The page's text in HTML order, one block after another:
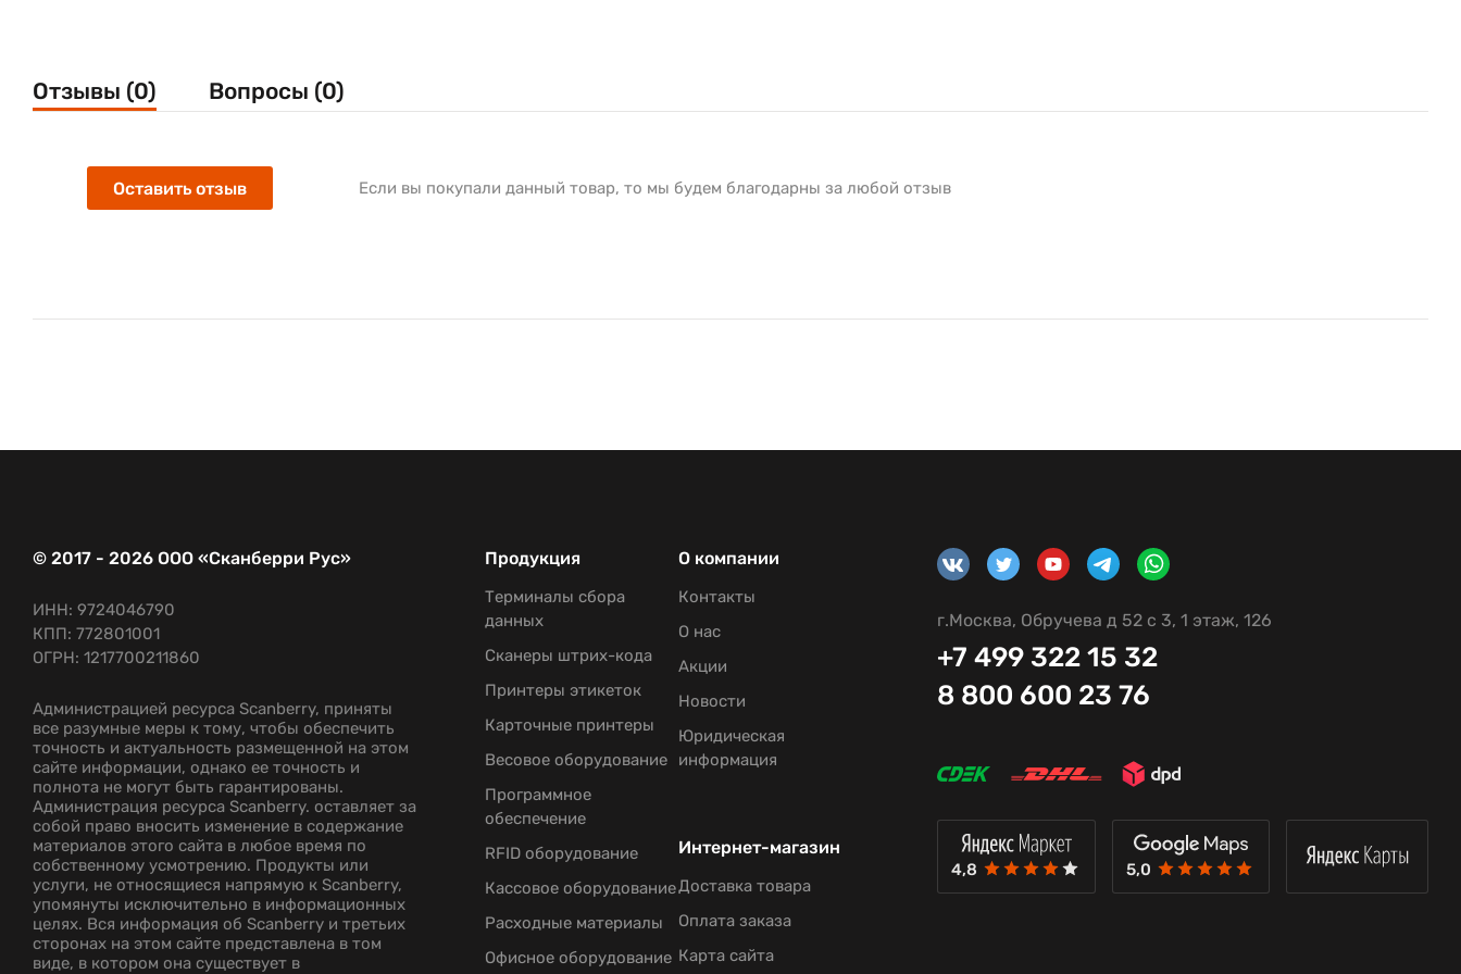
Отзывы (0) Вопросы (0)
Оставить отзыв Если вы покупали данный товар, то мы будем благодарны за любой отзыв
© 2017 - 2026 ООО «Сканберри Рус»
ИНН: 9724046790
КПП: 772801001
ОГРН: 1217700211860
Продукция
Терминалы сбора
данных
Сканеры штрих-кода
Принтеры этикеток
Карточные принтеры
Весовое оборудование
Программное
обеспечение
RFID оборудование
Кассовое оборудование
Расходные материалы
Офисное оборудование
О компании
Контакты
О нас
Акции
Новости
Юридическая
информация
Интернет-магазин
Доставка товара
Оплата заказа
Карта сайта
г.Москва, Обручева д 52 с 3, 1 этаж, 126
+7 499 322 15 32
8 800 600 23 76
4,8 5,0